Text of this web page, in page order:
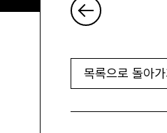
목록으로 돌아가